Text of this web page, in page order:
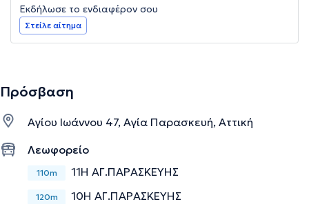
Εκδήλωσε το ενδιαφέρον σου
Στείλε αίτημα
Πρόσβαση
Αγίου Ιωάννου 47, Αγία Παρασκευή, Αττική
Λεωφορείο
110m 11Η ΑΓ.ΠΑΡΑΣΚΕΥΗΣ
120m 10Η ΑΓ.ΠΑΡΑΣΚΕΥΗΣ